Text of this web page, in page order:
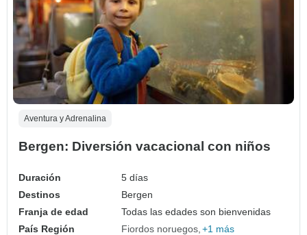
Aventura y Adrenalina
Bergen: Diversión vacacional con niños
Duración
5 días
Destinos
Bergen
Franja de edad
Todas las edades son bienvenidas
País Región
Fiordos noruegos +1 más